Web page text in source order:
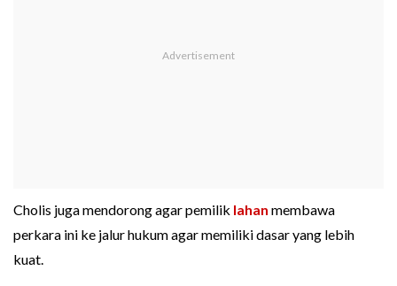
Cholis juga mendorong agar pemilik lahan membawa
perkara ini ke jalur hukum agar memiliki dasar yang lebih
kuat.